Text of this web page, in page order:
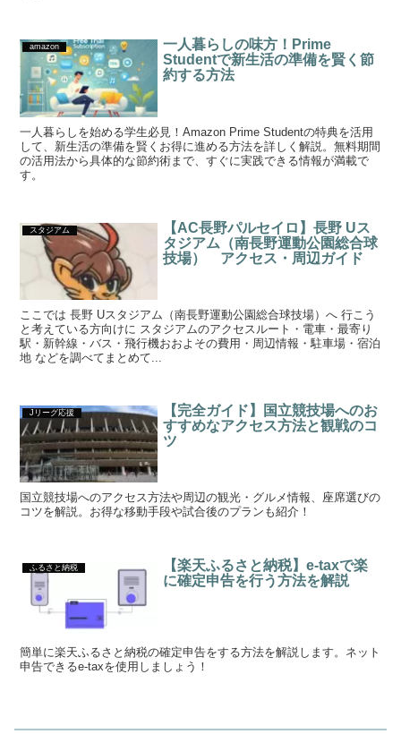
amazon
一人暮らしの味方！Prime
Studentで新生活の準備を賢く節
約する方法
一人暮らしを始める学生必見！Amazon Prime Studentの特典を活用
して、新生活の準備を賢くお得に進める方法を詳しく解説。無料期間
の活用法から具体的な節約術まで、すぐに実践できる情報が満載で
す。
スタジアム
【AC長野パルセイロ】長野 Uス
タジアム（南長野運動公園総合球
技場） アクセス・周辺ガイド
ここでは 長野 Uスタジアム（南長野運動公園総合球技場）へ 行こう
と考えている方向けに スタジアムのアクセスルート・電車・最寄り
駅・新幹線・バス・飛行機おおよその費用・周辺情報・駐車場・宿泊
地 などを調べてまとめて...
Jリーグ応援
【完全ガイド】国立競技場へのお
すすめなアクセス方法と観戦のコ
ツ
国立競技場へのアクセス方法や周辺の観光・グルメ情報、座席選びの
コツを解説。お得な移動手段や試合後のプランも紹介！
ふるさと納税
【楽天ふるさと納税】e-taxで楽
に確定申告を行う方法を解説
簡単に楽天ふるさと納税の確定申告をする方法を解説します。ネット
申告できるe-taxを使用しましょう！